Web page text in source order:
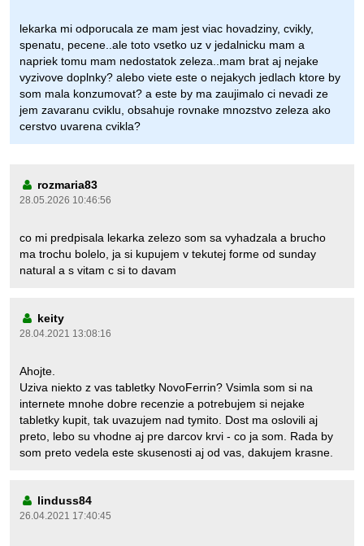
lekarka mi odporucala ze mam jest viac hovadziny, cvikly,
spenatu, pecene..ale toto vsetko uz v jedalnicku mam a
napriek tomu mam nedostatok zeleza..mam brat aj nejake
vyzivove doplnky? alebo viete este o nejakych jedlach ktore by
som mala konzumovat? a este by ma zaujimalo ci nevadi ze
jem zavaranu cviklu, obsahuje rovnake mnozstvo zeleza ako
cerstvo uvarena cvikla?
rozmaria83
28.05.2026 10:46:56
co mi predpisala lekarka zelezo som sa vyhadzala a brucho
ma trochu bolelo, ja si kupujem v tekutej forme od sunday
natural a s vitam c si to davam
keity
28.04.2021 13:08:16
Ahojte.
Uziva niekto z vas tabletky NovoFerrin? Vsimla som si na
internete mnohe dobre recenzie a potrebujem si nejake
tabletky kupit, tak uvazujem nad tymito. Dost ma oslovili aj
preto, lebo su vhodne aj pre darcov krvi - co ja som. Rada by
som preto vedela este skusenosti aj od vas, dakujem krasne.
linduss84
26.04.2021 17:40:45